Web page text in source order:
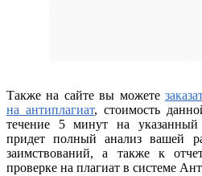
Также на сайте вы можете
на антиплагиат, стоимость
течение 5 минут на
придет полный анализ вашей
заимствований, а также к
проверке на плагиат в системе